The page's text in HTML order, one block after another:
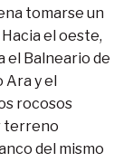
tomarse un
el oeste,
el Balneario de
Ara y el
rocosos
terreno
del mismo